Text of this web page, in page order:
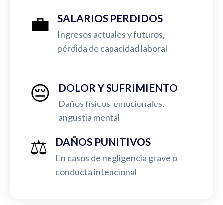
💼 SALARIOS PERDIDOS
Ingresos actuales y futuros,
pérdida de capacidad laboral
😔 DOLOR Y SUFRIMIENTO
Daños físicos, emocionales,
angustia mental
⚖️ DAÑOS PUNITIVOS
En casos de negligencia grave o
conducta intencional